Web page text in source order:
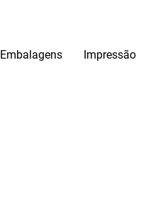
Embalagens Impressão